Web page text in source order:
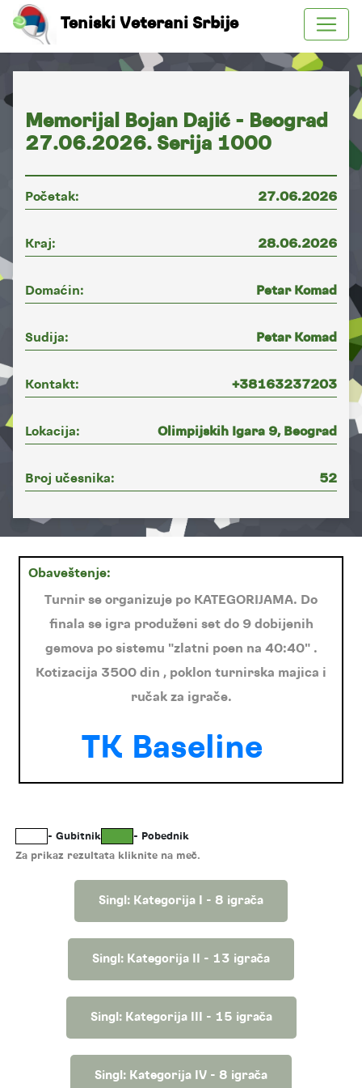
Teniski Veterani Srbije
Memorijal Bojan Dajić - Beograd
27.06.2026. Serija 1000
Početak: 27.06.2026
Kraj: 28.06.2026
Domaćin: Petar Komad
Sudija: Petar Komad
Kontakt: +38163237203
Lokacija: Olimpijskih Igara 9, Beograd
Broj učesnika: 52
Obaveštenje:
Turnir se organizuje po KATEGORIJAMA. Do
finala se igra produženi set do 9 dobijenih
gemova po sistemu "zlatni poen na 40:40" .
Kotizacija 3500 din , poklon turnirska majica i
ručak za igrače.
TK Baseline
- Gubitnik
- Pobednik
Za prikaz rezultata kliknite na meč.
Singl: Kategorija I - 8 igrača
Singl: Kategorija II - 13 igrača
Singl: Kategorija III - 15 igrača
Singl: Kategorija IV - 8 igrača